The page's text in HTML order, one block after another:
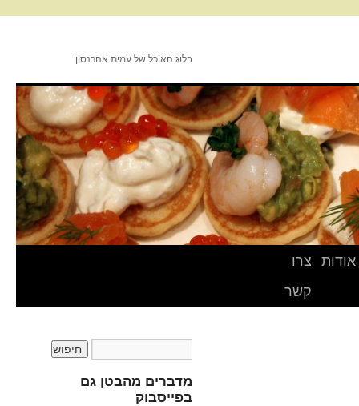
בלוג האוכל של עמית אהרנסון
אודות
צרו
קשר
מדברים מהבטן גם
בפייסבוק